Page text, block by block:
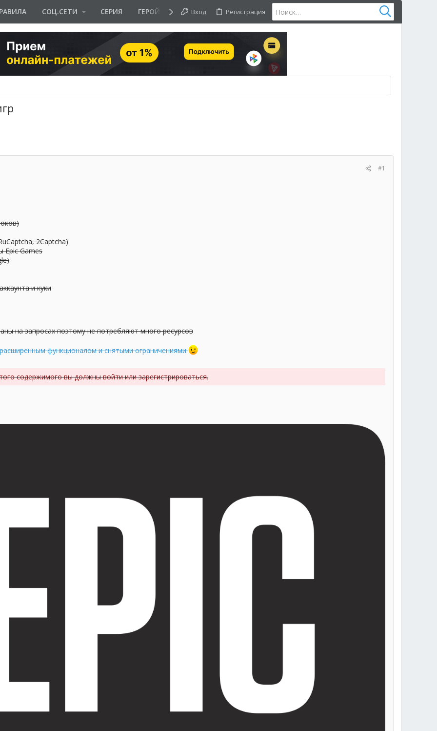
СОЦ.СЕТИ СЕРИЯ ГЕРОЙ ДНЯ Вход Регистрация
#1
2Captcha)
Epic Games
и куки
на запросах поэтому не потребляют много ресурсов
функционалом и снятыми ограничениями
содержимого вы должны войти или зарегистрироваться.